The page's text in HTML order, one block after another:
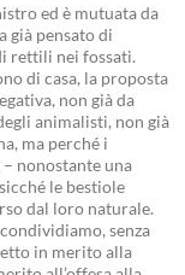
ed è mutuata da
già pensato di
rettili nei fossati.
di casa, la proposta
non già da
animalisti, non già
ma perché i
nonostante una
le bestiole
dal loro naturale.
senza
in merito alla